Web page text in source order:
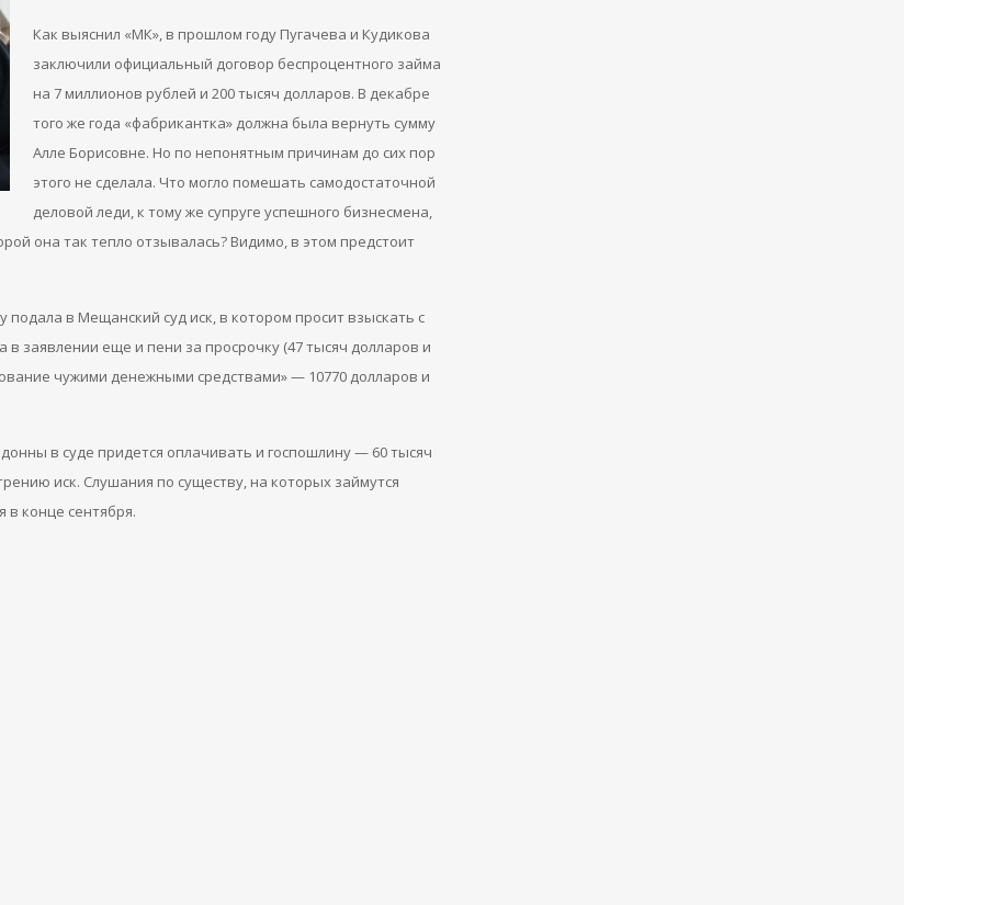
Как выяснил «МК», в прошлом году Пугачева и Кудикова
заключили официальный договор беспроцентного займа
на 7 миллионов рублей и 200 тысяч долларов. В декабре
того же года «фабрикантка» должна была вернуть сумму
Алле Борисовне. Но по непонятным причинам до сих пор
этого не сделала. Что могло помешать самодостаточной
деловой леди, к тому же супруге успешного бизнесмена,
она так тепло отзывалась? Видимо, в этом предстоит
в Мещанский суд иск, в котором просит взыскать с
в заявлении еще и пени за просрочку (47 тысяч долларов и
чужими денежными средствами» — 10770 долларов и
в суде придется оплачивать и госпошлину — 60 тысяч
иск. Слушания по существу, на которых займутся
в конце сентября.